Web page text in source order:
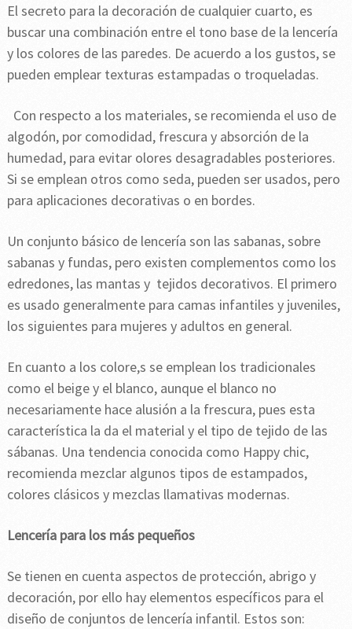
El secreto para la decoración de cualquier cuarto, es
buscar una combinación entre el tono base de la lencería
y los colores de las paredes. De acuerdo a los gustos, se
pueden emplear texturas estampadas o troqueladas.
Con respecto a los materiales, se recomienda el uso de
algodón, por comodidad, frescura y absorción de la
humedad, para evitar olores desagradables posteriores.
Si se emplean otros como seda, pueden ser usados, pero
para aplicaciones decorativas o en bordes.
Un conjunto básico de lencería son las sabanas, sobre
sabanas y fundas, pero existen complementos como los
edredones, las mantas y tejidos decorativos. El primero
es usado generalmente para camas infantiles y juveniles,
los siguientes para mujeres y adultos en general.
En cuanto a los colore,s se emplean los tradicionales
como el beige y el blanco, aunque el blanco no
necesariamente hace alusión a la frescura, pues esta
característica la da el material y el tipo de tejido de las
sábanas. Una tendencia conocida como Happy chic,
recomienda mezclar algunos tipos de estampados,
colores clásicos y mezclas llamativas modernas.
Lencería para los más pequeños
Se tienen en cuenta aspectos de protección, abrigo y
decoración, por ello hay elementos específicos para el
diseño de conjuntos de lencería infantil. Estos son: